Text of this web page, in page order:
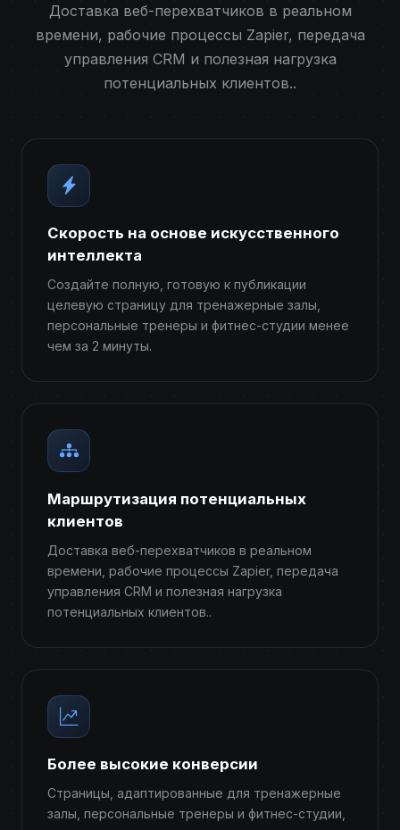
Доставка веб-перехватчиков в реальном
времени, рабочие процессы Zapier, передача
управления CRM и полезная нагрузка
потенциальных клиентов..
Скорость на основе искусственного
интеллекта
Создайте полную, готовую к публикации
целевую страницу для тренажерные залы,
персональные тренеры и фитнес-студии менее
чем за 2 минуты.
Маршрутизация потенциальных
клиентов
Доставка веб-перехватчиков в реальном
времени, рабочие процессы Zapier, передача
управления CRM и полезная нагрузка
потенциальных клиентов..
Более высокие конверсии
Страницы, адаптированные для тренажерные
залы, персональные тренеры и фитнес-студии,